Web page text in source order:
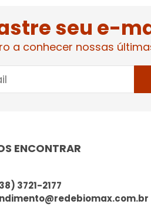
seu e-
a conhecer nossas
ENCONTRAR
3721-2177